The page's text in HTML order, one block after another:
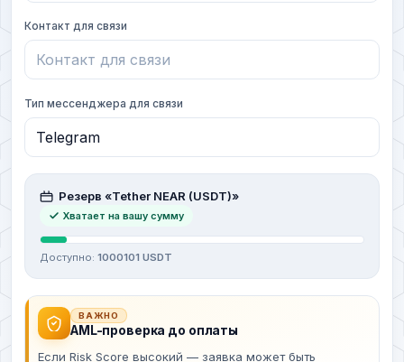
Контакт для связи
Тип мессенджера для связи
Резерв «Tether NEAR (USDT)»
Хватает на вашу сумму
Доступно: 1000101 USDT
ВАЖНО
AML-проверка до оплаты
Если Risk Score высокий — заявка может быть